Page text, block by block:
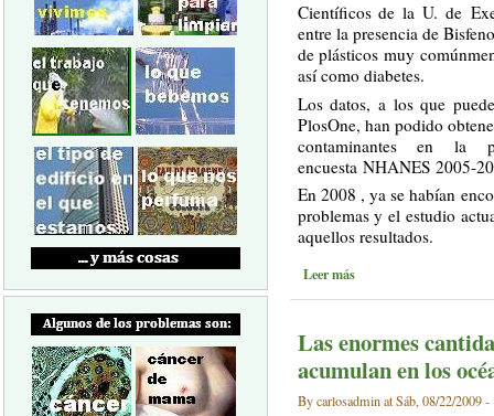
Científicos de la U. de
entre la presencia de
de plásticos muy
así como diabetes.
Los datos, a los que
PlosOne, han podido
contaminantes en la
encuesta NHANES 2005-
En 2008 , ya se habían
problemas y el estudio
aquellos resultados.
Leer más
Las enormes
acumulan en los
By carlosadmin at Sáb, 08/22/2009 -